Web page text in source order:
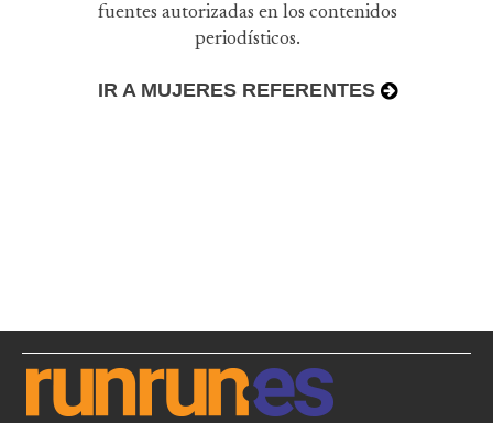
fuentes autorizadas en los contenidos
periodísticos.
IR A MUJERES REFERENTES